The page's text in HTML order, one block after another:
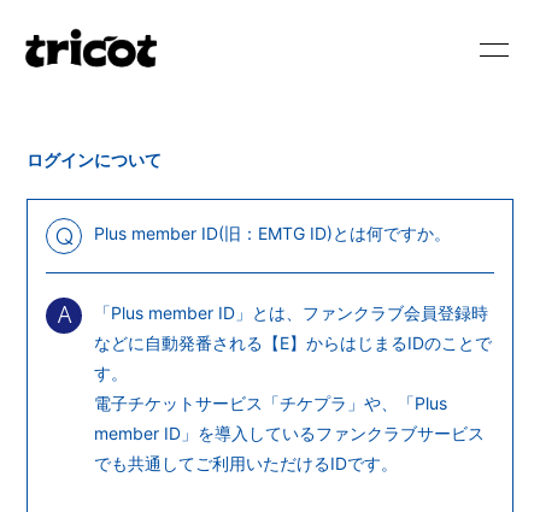
SCHEDULE
DISCOGRAPHY VIDEO
PHOTO RADIO
ログインについて
Q Plus member ID(旧：EMTG ID)とは何ですか。
A
「Plus member ID」とは、ファンクラブ会員登録時
などに自動発番される【E】からはじまるIDのことで
す。
電子チケットサービス「チケプラ 」や、「Plus
member ID」を導入しているファンクラブサービス
でも共通してご利用いただけるIDです。